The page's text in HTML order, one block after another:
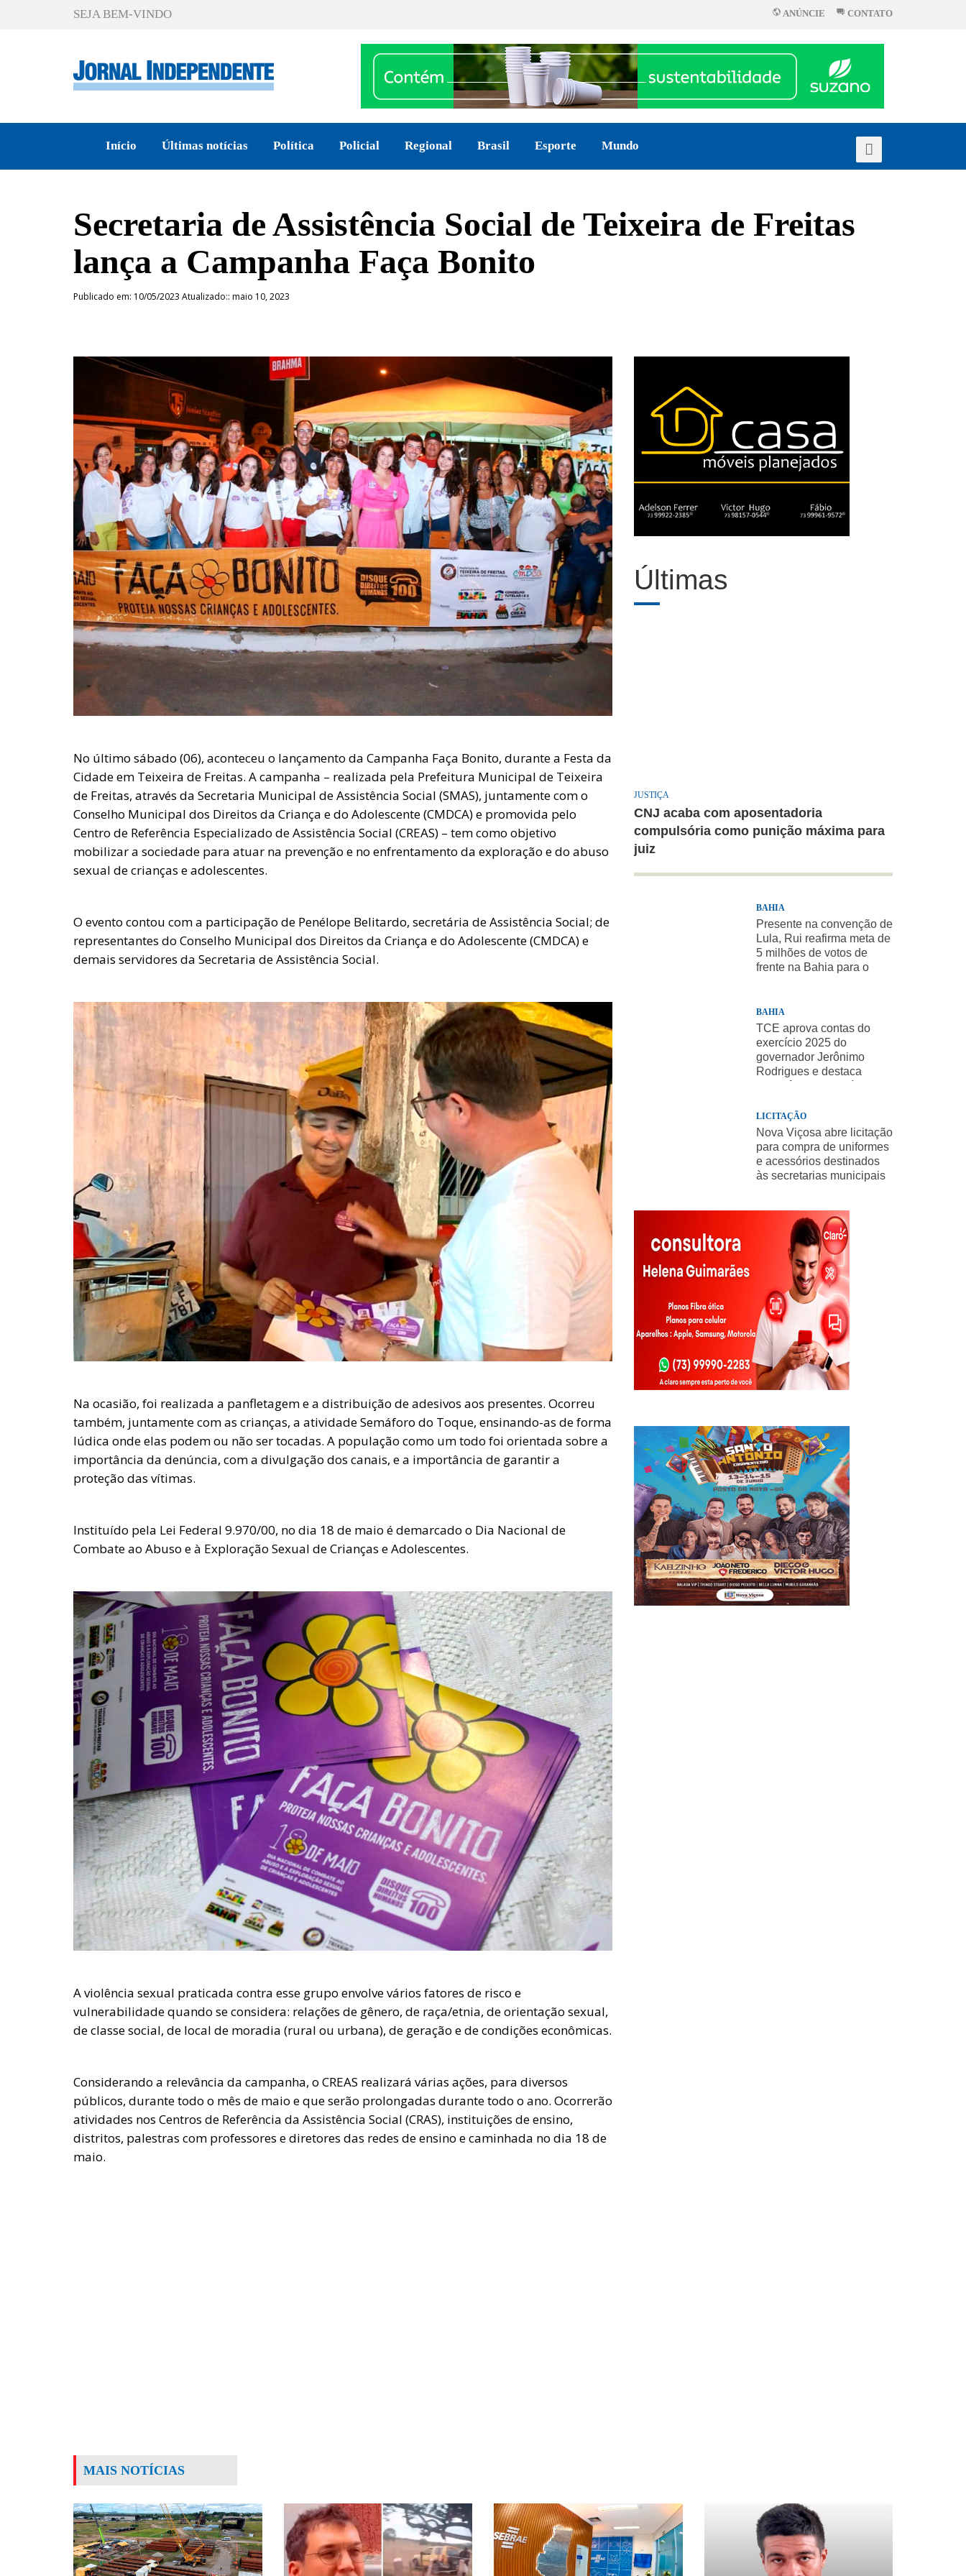
SEJA BEM-VINDO ANÚNCIE CONTATO
Início Últimas notícias Política Policial Regional Brasil Esporte Mundo
Secretaria de Assistência Social de Teixeira de Freitas
lança a Campanha Faça Bonito
Publicado em: 10/05/2023 Atualizado:: maio 10, 2023
No último sábado (06), aconteceu o lançamento da Campanha Faça Bonito, durante a Festa da
Cidade em Teixeira de Freitas. A campanha – realizada pela Prefeitura Municipal de Teixeira
de Freitas, através da Secretaria Municipal de Assistência Social (SMAS), juntamente com o
Conselho Municipal dos Direitos da Criança e do Adolescente (CMDCA) e promovida pelo
Centro de Referência Especializado de Assistência Social (CREAS) – tem como objetivo
mobilizar a sociedade para atuar na prevenção e no enfrentamento da exploração e do abuso
sexual de crianças e adolescentes.
O evento contou com a participação de Penélope Belitardo, secretária de Assistência Social; de
representantes do Conselho Municipal dos Direitos da Criança e do Adolescente (CMDCA) e
demais servidores da Secretaria de Assistência Social.
Na ocasião, foi realizada a panfletagem e a distribuição de adesivos aos presentes. Ocorreu
também, juntamente com as crianças, a atividade Semáforo do Toque, ensinando-as de forma
lúdica onde elas podem ou não ser tocadas. A população como um todo foi orientada sobre a
importância da denúncia, com a divulgação dos canais, e a importância de garantir a
proteção das vítimas.
Instituído pela Lei Federal 9.970/00, no dia 18 de maio é demarcado o Dia Nacional de
Combate ao Abuso e à Exploração Sexual de Crianças e Adolescentes.
A violência sexual praticada contra esse grupo envolve vários fatores de risco e
vulnerabilidade quando se considera: relações de gênero, de raça/etnia, de orientação sexual,
de classe social, de local de moradia (rural ou urbana), de geração e de condições econômicas.
Considerando a relevância da campanha, o CREAS realizará várias ações, para diversos
públicos, durante todo o mês de maio e que serão prolongadas durante todo o ano. Ocorrerão
atividades nos Centros de Referência da Assistência Social (CRAS), instituições de ensino,
distritos, palestras com professores e diretores das redes de ensino e caminhada no dia 18 de
maio.
Últimas
JUSTIÇA
CNJ acaba com aposentadoria
compulsória como punição máxima para
juiz
BAHIA
Presente na convenção de
Lula, Rui reafirma meta de
5 milhões de votos de
frente na Bahia para o
BAHIA
TCE aprova contas do
exercício 2025 do
governador Jerônimo
Rodrigues e destaca
LICITAÇÃO
Nova Viçosa abre licitação
para compra de uniformes
e acessórios destinados
às secretarias municipais
MAIS NOTÍCIAS